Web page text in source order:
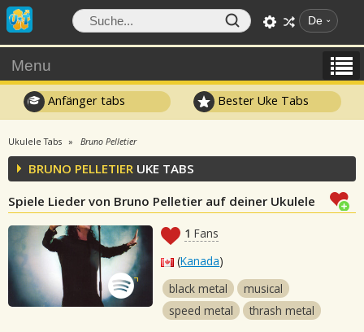
De
Menu
Anfänger tabs Bester Uke Tabs
Ukulele Tabs Bruno Pelletier
BRUNO PELLETIER UKE TABS
Spiele Lieder von Bruno Pelletier auf deiner Ukulele
1 Fans
(Kanada)
black metal
musical
speed metal
thrash metal